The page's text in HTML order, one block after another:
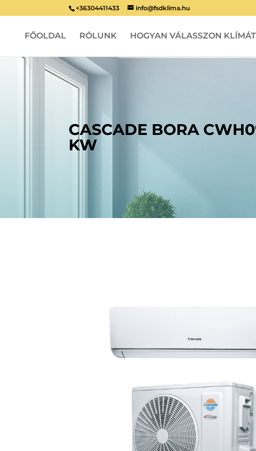
+36304411433 info@fsdklima.hu
FŐOLDAL RÓLUNK HOGYAN VÁLASSZON
CASCADE BORA
KW